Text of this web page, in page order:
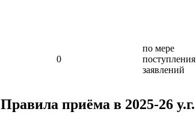
0
по мере
поступления
заявлений
Правила приёма в 2025-26у.г.